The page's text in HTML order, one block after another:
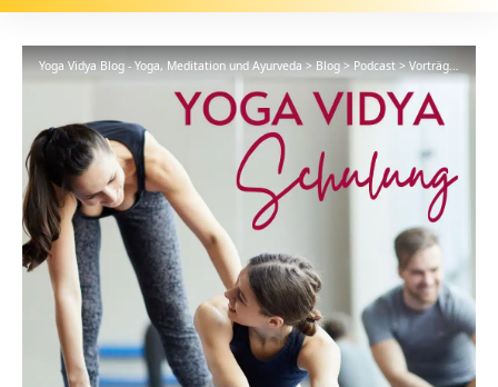
Yoga Vidya Blog - Yoga, Meditation und Ayurveda>Blog>Podcast>Vorträge >